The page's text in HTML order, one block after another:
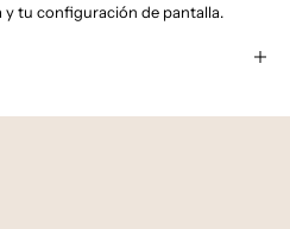
tu configuración de pantalla.